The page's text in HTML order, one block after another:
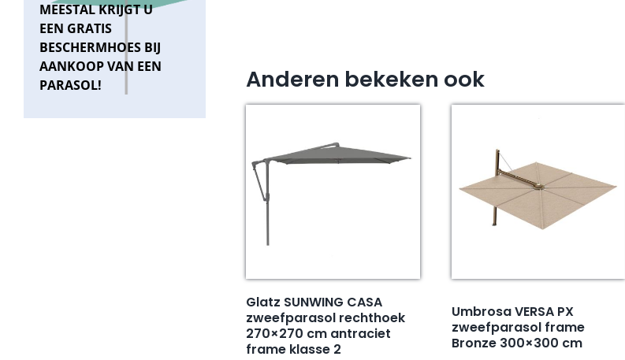
Anderen bekeken ook
Glatz SUNWING CASA
zweefparasol rechthoek
270×270 cm antraciet
frame klasse 2
Umbrosa VERSA PX
zweefparasol frame
Bronze 300×300 cm
MEESTAL KRIJGT U
EEN GRATIS
BESCHERMHOES BIJ
AANKOOP VAN EEN
PARASOL!